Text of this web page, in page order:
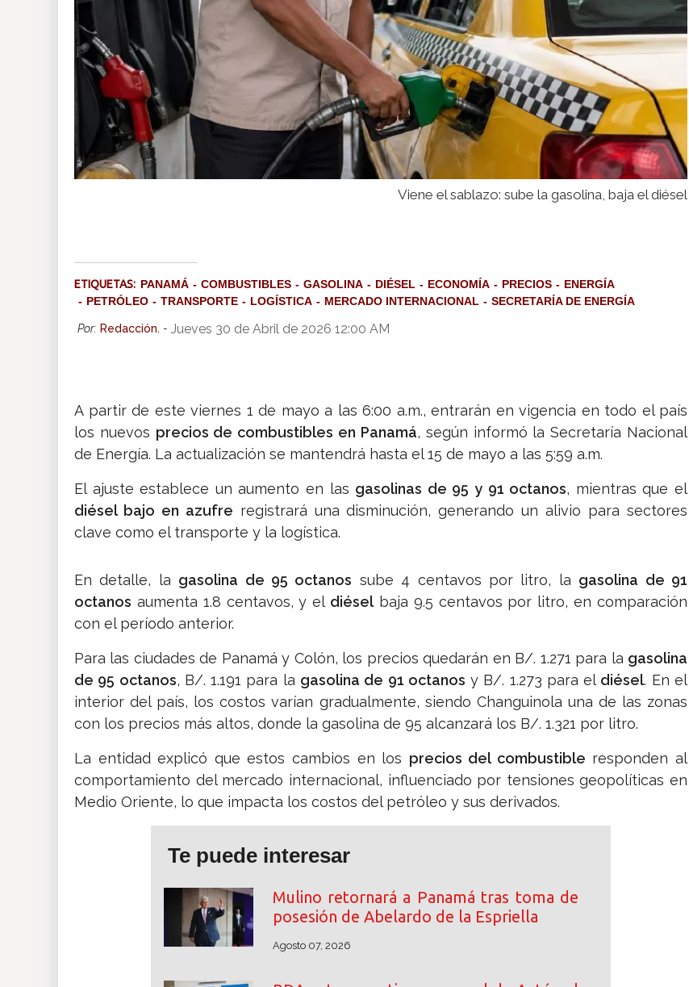
Viene el sablazo: sube la gasolina, baja el diésel
ETIQUETAS: PANAMÁ COMBUSTIBLES GASOLINA DIÉSEL ECONOMÍA PRECIOS
ENERGÍA
PETRÓLEO
TRANSPORTE LOGÍSTICA MERCADO INTERNACIONAL SECRETARÍA DE ENERGÍA
Por: Redacción. - Jueves 30 de Abril de 2026 12:00 AM
A partir de este viernes 1 de mayo a las 6:00 a.m., entrarán en vigencia en todo el país
los nuevos precios de combustibles en Panamá, según informó la Secretaría Nacional
de Energía. La actualización se mantendrá hasta el 15 de mayo a las 5:59 a.m.
El ajuste establece un aumento en las gasolinas de 95 y 91 octanos, mientras que el
diésel bajo en azufre registrará una disminución, generando un alivio para sectores
clave como el transporte y la logística.
En detalle, la gasolina de 95 octanos sube 4 centavos por litro, la gasolina de 91
octanos aumenta 1.8 centavos, y el diéselbaja 9.5 centavos por litro, en comparación
con el período anterior.
Para las ciudades de Panamá y Colón, los precios quedarán en B/. 1.271 para la gasolina
de 95 octanos, B/. 1.191 para la gasolina de 91 octanos y B/. 1.273 para el diésel. En el
interior del país, los costos varían gradualmente, siendo Changuinola una de las zonas
con los precios más altos, donde la gasolina de 95 alcanzará los B/. 1.321 por litro.
La entidad explicó que estos cambios en los precios del combustible responden al
comportamiento del mercado internacional, influenciado por tensiones geopolíticas en
Medio Oriente, lo que impacta los costos del petróleo y sus derivados.
Te puede interesar
Mulino retornará a Panamá tras toma de
posesión de Abelardo de la Espriella
Agosto 07, 2026